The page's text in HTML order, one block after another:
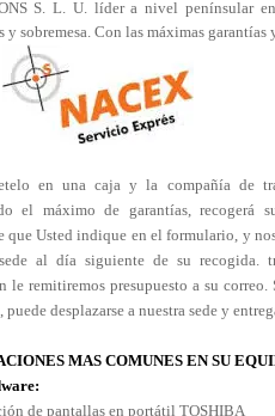
S. L. U. líder a nivel penínsular
y sobremesa. Con las máximas garantías
en una caja y la compañía de
el máximo de garantías, recogerá
que Usted indique en el formulario, y
al día siguiente de su recogida.
le remitiremos presupuesto a su correo.
puede desplazarse a nuestra sede y
MAS COMUNES EN SU
de pantallas en portátil TOSHIBA